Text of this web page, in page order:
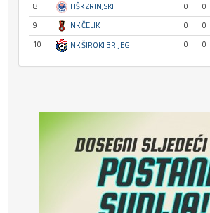
8
HŠK ZRINJSKI 0 0
9
NK ČELIK 0 0
10
NK ŠIROKI BRIJEG 0 0